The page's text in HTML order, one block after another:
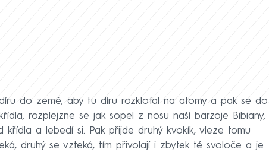
do země, aby tu díru rozklofal na atomy a pak se do
rozplejzne se jak sopel z nosu naší barzoje Bibiany,
křídla a lebedí si. Pak přijde druhý kvokík, vleze tomu
druhý se vzteká, tím přivolají i zbytek té svoloče a je